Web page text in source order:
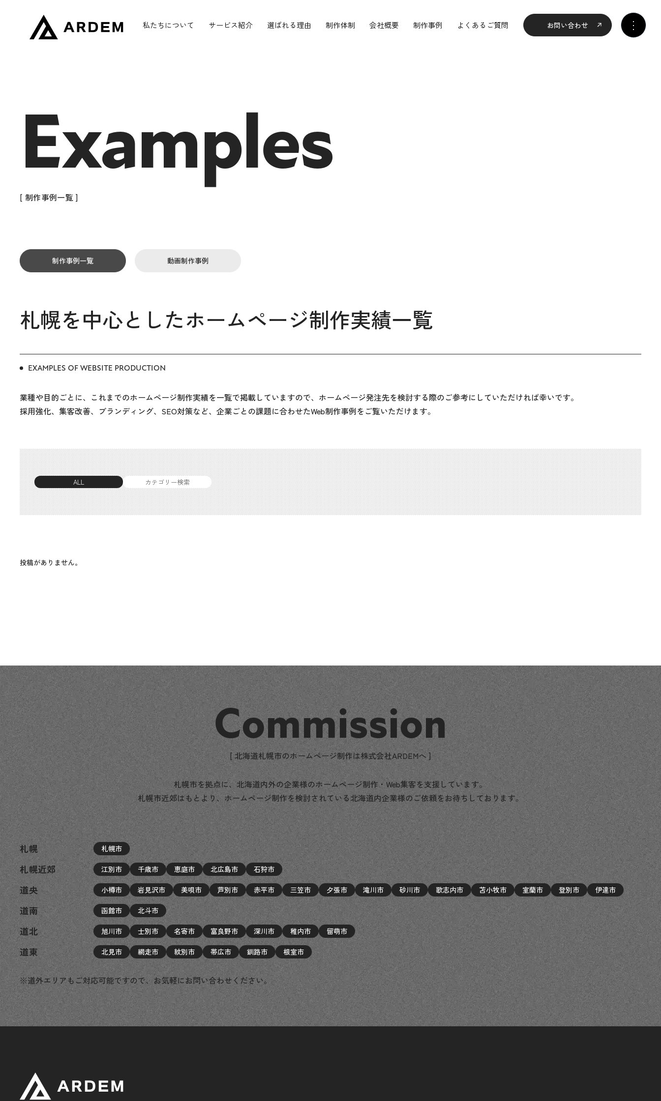
私たちについて サービス紹介 選ばれる理由 制作体制 会社概要 制作事例 よくあるご質問 お問い合わせ
Examples
[ 制作事例一覧 ]
制作事例一覧 動画制作事例
札幌を中心としたホームページ制作実績一覧
EXAMPLES OF WEBSITE PRODUCTION
業種や目的ごとに、これまでのホームページ制作実績を一覧で掲載していますので、ホームページ発注先を検討する際のご参考にしていただければ幸いです。
採用強化、集客改善、ブランディング、SEO対策など、企業ごとの課題に合わせたWeb制作事例をご覧いただけます。
ALL カテゴリー検索
投稿がありません。
Commission
[ 北海道札幌市のホームページ制作は株式会社ARDEMへ ]
札幌市を拠点に、北海道内外の企業様のホームページ制作・Web集客を支援しています。
札幌市近郊はもとより、ホームページ制作を検討されている北海道内企業様のご依頼をお待ちしております。
札幌 札幌市
札幌近郊 江別市 千歳市 恵庭市 北広島市 石狩市
道央 小樽市 岩見沢市 美唄市 芦別市 赤平市 三笠市 夕張市 滝川市 砂川市 歌志内市 苫小牧市 室蘭市 登別市 伊達市
道南 函館市 北斗市
道北 旭川市 士別市 名寄市 富良野市 深川市 稚内市 留萌市
道東 北見市 網走市 紋別市 帯広市 釧路市 根室市
※道外エリアもご対応可能ですので、お気軽にお問い合わせください。